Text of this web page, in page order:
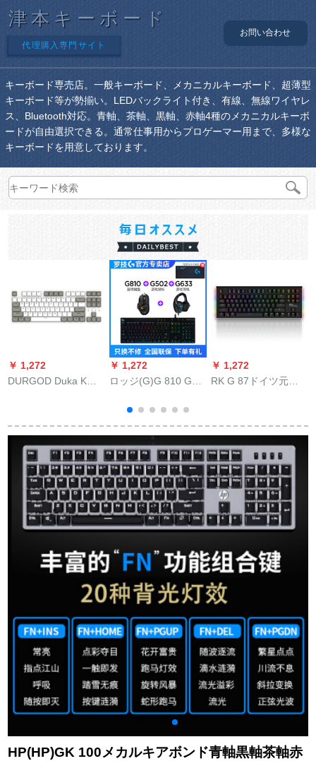
津本キーボード
代理購入専門サイト
お問い合わせ
キーボード専売店。一般キーボード、メカニカルキーボード、超薄型
キーボード等が勢揃い。LEDバックライト付き、有線、無線ワイヤレ
ス、Bluetooth対応。青軸、茶軸、黒軸、赤軸4種のメカニカルキーボ
ードが自由選択できる。通常仕事用からプロゲーマー用まで、多様な
キーボードを用意しております。
￥ 1,272
DURGOD Duka K
プロゴルバークラト
メニルキーボンド
（ゲーミンゴ）
TAURUSK 320天然白
（光のし）CHERRY
茶軸
￥ 1,272
ロッジ(G)G 810 G
セク+G 502マルボム
を食べるという珍珍
しいマウストの求生G
810キーボー+G 502
マウス+633アイアン
￥ 1,272
RK G 87ドイツ元工
RGB版フルカラカラ
カラバータイプメカ
ルボロック茶軸
HP(HP)GK 100メカルキアボンド青軸黒軸茶軸赤